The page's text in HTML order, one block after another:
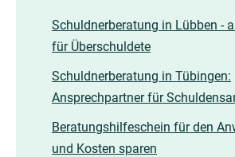
Schuldnerberatung in Lübben -
für Überschuldete
Schuldnerberatung in Tübingen:
Ansprechpartner für
Beratungshilfeschein für den
und Kosten sparen